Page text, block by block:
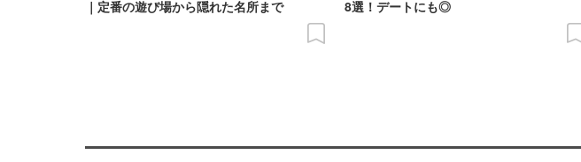
｜定番の遊び場から隠れた名所まで
8選！デートにも◎